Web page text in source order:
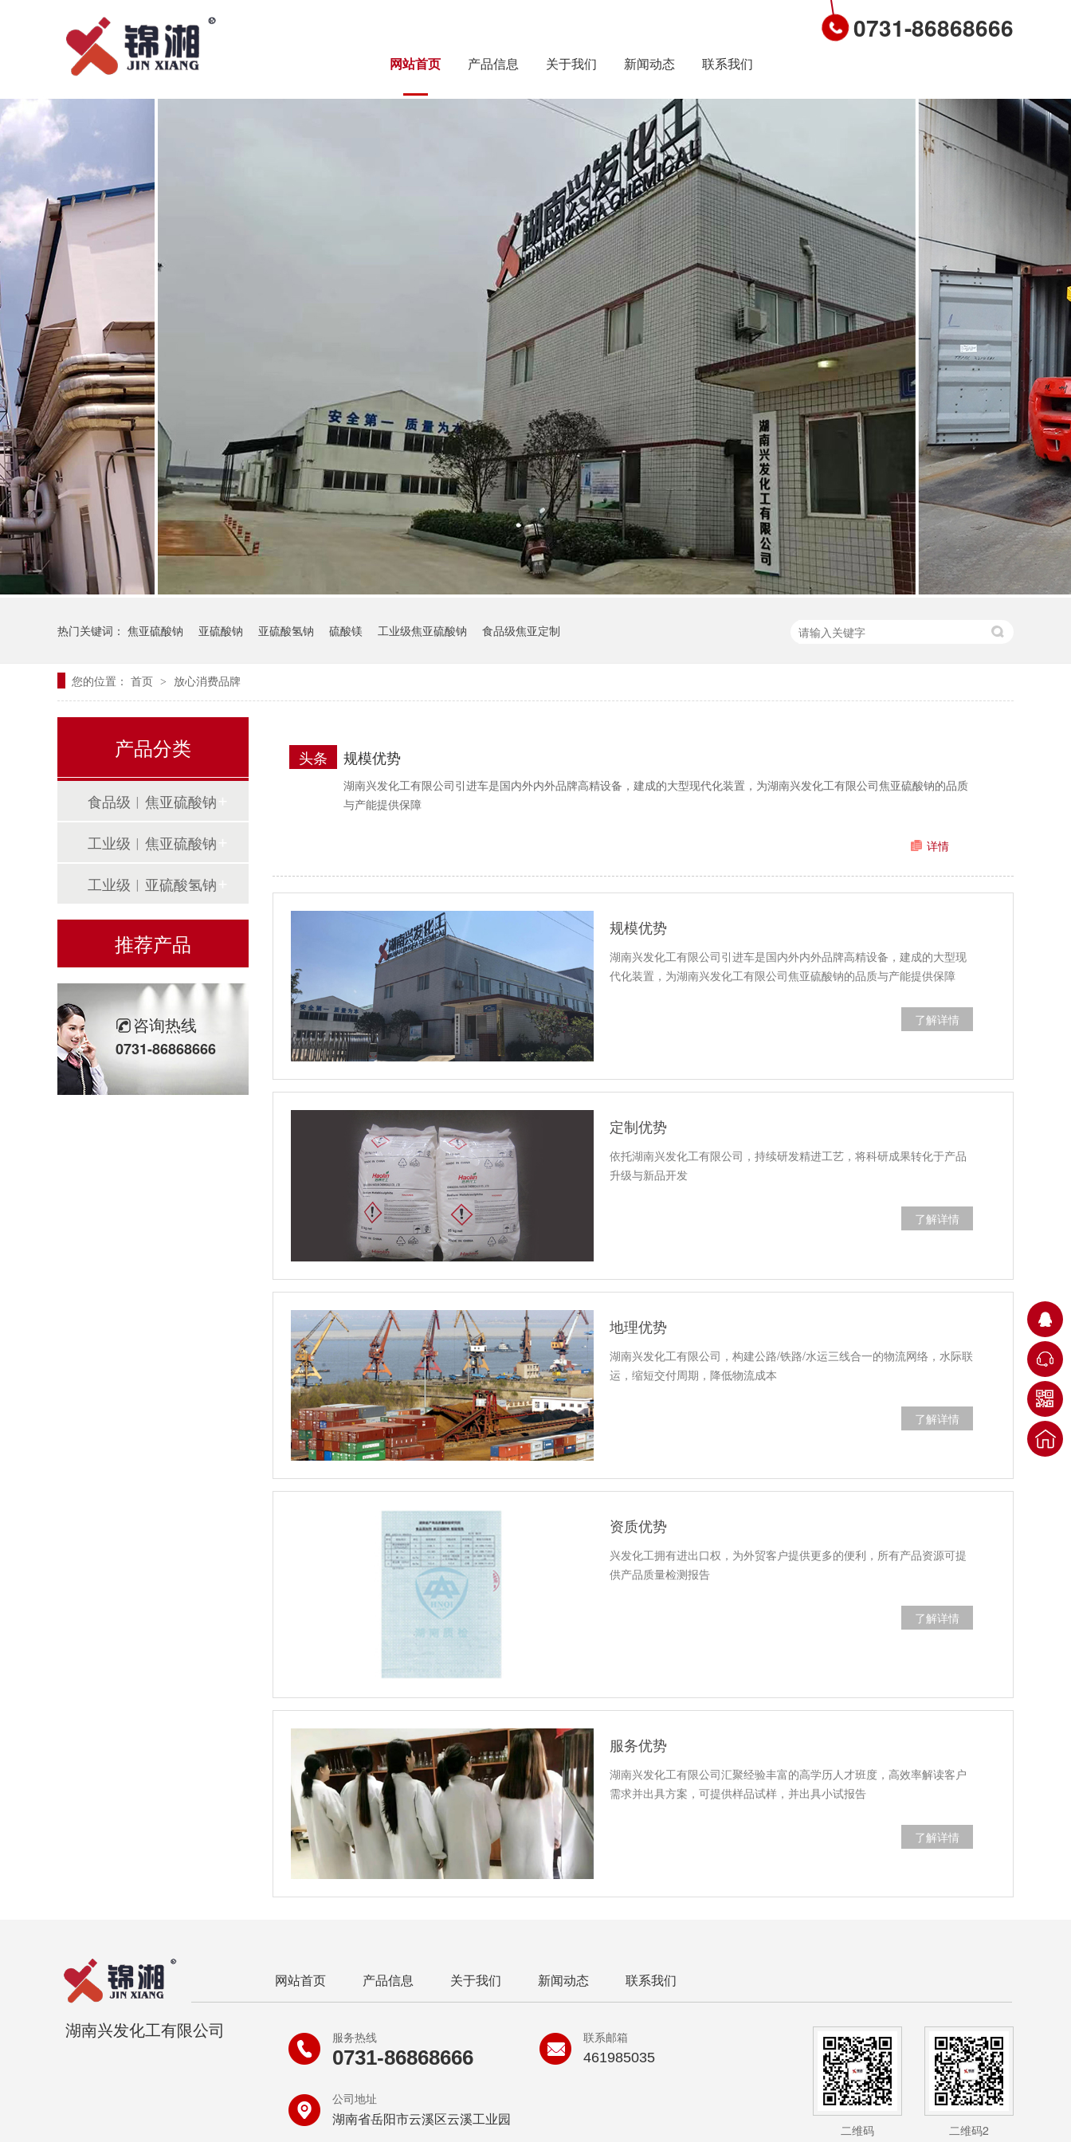
0731-86868666
网站首页 产品信息 关于我们 新闻动态 联系我们
热门关键词： 焦亚硫酸钠 亚硫酸钠 亚硫酸氢钠 硫酸镁 工业级焦亚硫酸钠 食品级焦亚定制
您的位置： 首页 > 放心消费品牌
规模优势
头条
湖南兴发化工有限公司引进车是国内外内外品牌高精设备，建成的大型现代化装置，为湖南兴发化工有限公司焦亚硫酸钠的品质
与产能提供保障
详情
规模优势
湖南兴发化工有限公司引进车是国内外内外品牌高精设备，建成的大型现
代化装置，为湖南兴发化工有限公司焦亚硫酸钠的品质与产能提供保障
了解详情
定制优势
依托湖南兴发化工有限公司，持续研发精进工艺，将科研成果转化于产品
升级与新品开发
了解详情
地理优势
湖南兴发化工有限公司，构建公路/铁路/水运三线合一的物流网络，水际联
运，缩短交付周期，降低物流成本
了解详情
资质优势
兴发化工拥有进出口权，为外贸客户提供更多的便利，所有产品资源可提
供产品质量检测报告
了解详情
服务优势
湖南兴发化工有限公司汇聚经验丰富的高学历人才班度，高效率解读客户
需求并出具方案，可提供样品试样，并出具小试报告
了解详情
产品分类
食品级︱焦亚硫酸钠
工业级︱焦亚硫酸钠
工业级︱亚硫酸氢钠
推荐产品
咨询热线
0731-86868666
湖南兴发化工有限公司
网站首页 产品信息 关于我们 新闻动态 联系我们
服务热线
0731-86868666
联系邮箱
461985035
公司地址
湖南省岳阳市云溪区云溪工业园
二维码 二维码2